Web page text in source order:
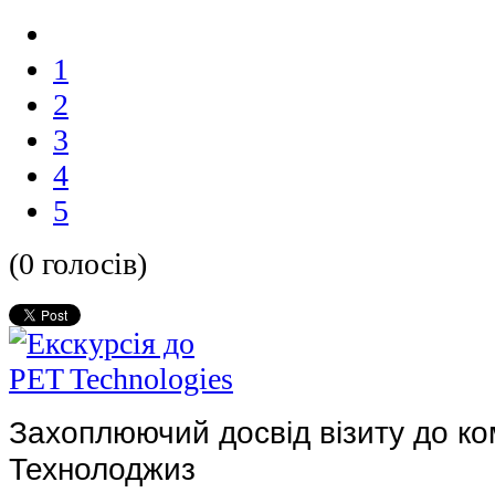
1
2
3
4
5
(0 голосів)
Захоплюючий досвід візиту до
Технолоджиз